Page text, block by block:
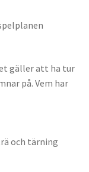
gäller att ha tur
på. Vem har
och tärning